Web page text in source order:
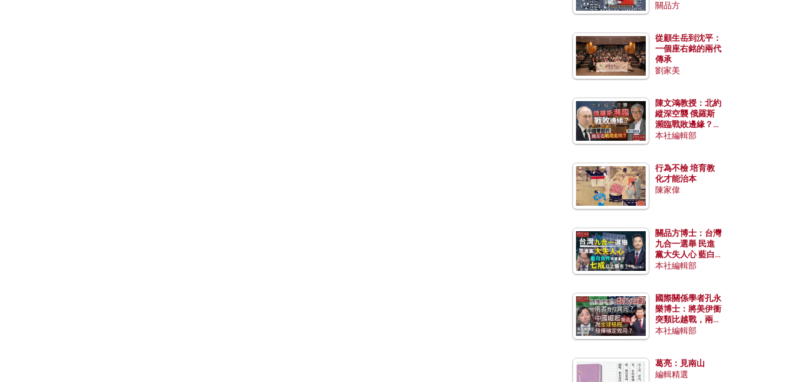
關品方
從顧生岳到沈平：
一個座右銘的兩代
傳承
劉家美
陳文鴻教授：北約
縱深空襲 俄羅斯
瀕臨戰敗邊緣？中
國零部件能左右戰
本社編輯部
行為不檢 培育教
化才能治本
陳家偉
關品方博士：台灣
九合一選舉 民進
黨大失人心 藍白
合作有望拿下七成
本社編輯部
國際關係學者孔永
樂博士：將美伊衝
突類比越戰，兩者
有何異同？中國崛
本社編輯部
葛亮：見南山
編輯精選